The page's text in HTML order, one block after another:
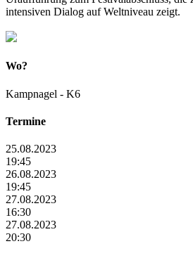
intensiven Dialog auf Weltniveau zeigt.
Wo?
Kampnagel - K6
Termine
25.08.2023
19:45
26.08.2023
19:45
27.08.2023
16:30
27.08.2023
20:30